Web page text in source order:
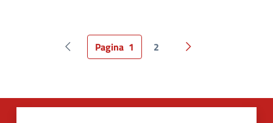
Pagina precedente
Pagina 1 2 Pagina successiva